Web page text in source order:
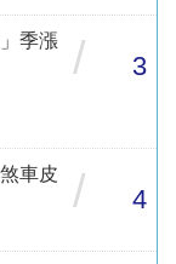
季漲
/ 3
車皮
/ 4